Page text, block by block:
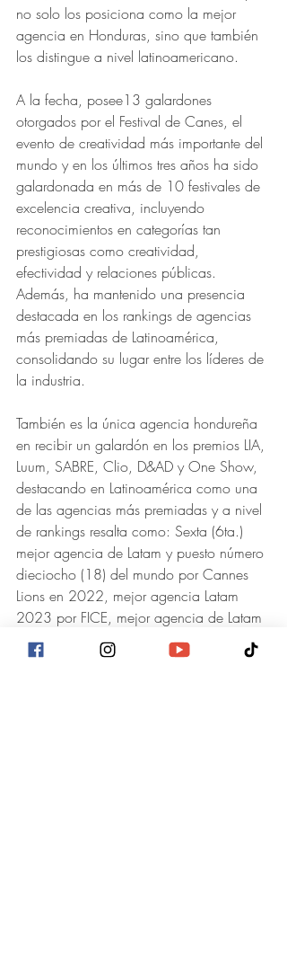
no solo los posiciona como la mejor
agencia en Honduras, sino que también
los distingue a nivel latinoamericano.
A la fecha, posee13 galardones
otorgados por el Festival de Canes, el
evento de creatividad más importante del
mundo y en los últimos tres años ha sido
galardonada en más de 10 festivales de
excelencia creativa, incluyendo
reconocimientos en categorías tan
prestigiosas como creatividad,
efectividad y relaciones públicas.
Además, ha mantenido una presencia
destacada en los rankings de agencias
más premiadas de Latinoamérica,
consolidando su lugar entre los líderes de
la industria.
También es la única agencia hondureña
en recibir un galardón en los premios LIA,
Luum, SABRE, Clio, D&AD y One Show,
destacando en Latinoamérica como una
de las agencias más premiadas y a nivel
de rankings resalta como: Sexta (6ta.)
mejor agencia de Latam y puesto número
dieciocho (18) del mundo por Cannes
Lions en 2022, mejor agencia Latam
2023 por FICE, mejor agencia de Latam
por LIA 2023 y novena (9na.) mejor
agencia de Latam por Cannes 2023.